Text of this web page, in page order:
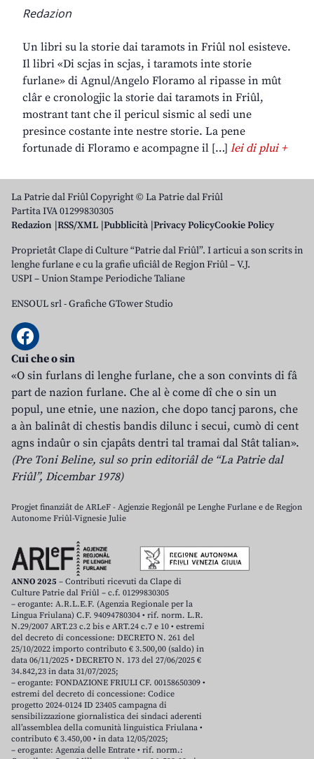
Redazion
Un libri su la storie dai taramots in Friûl nol esisteve.
Il libri «Di scjas in scjas, i taramots inte storie
furlane» di Agnul/Angelo Floramo al ripasse in mût
clâr e cronologjic la storie dai taramots in Friûl,
mostrant tant che il pericul sismic al sedi une
presince costante inte nestre storie. La pene
fortunade di Floramo e acompagne il […] lei di plui +
La Patrie dal Friûl Copyright © La Patrie dal Friûl
Partita IVA 01299830305
Redazion RSS/XML Pubblicità Privacy PolicyCookie Policy
Proprietât Clape di Culture “Patrie dal Friûl”. I articui a son scrits in
lenghe furlane e cu la grafie uficiâl de Regjon Friûl – V.J.
USPI – Union Stampe Periodiche Taliane
ENSOUL srl-Grafiche GTower Studio
Cui che o sin
«O sin furlans di lenghe furlane, che a son convints di fâ
part de nazion furlane. Che al è come dî che o sin un
popul, une etnie, une nazion, che dopo tancj parons, che
a àn balinât di chestis bandis dilunc i secui, cumò di cent
agns indaûr o sin cjapâts dentri tal tramai dal Stât talian».
(Pre Toni Beline, sul so prin editoriâl de “La Patrie dal
Friûl”, Dicembar 1978)
Progjet finanziât de ARLeF - Agjenzie Regjonâl pe Lenghe Furlane e de Regjon
Autonome Friûl-Vignesie Julie
ANNO 2025 – Contributi ricevuti da Clape di
Culture Patrie dal Friûl – c.f. 01299830305
– erogante: A.R.L.E.F. (Agenzia Regionale per la
Lingua Friulana) C.F. 94094780304 • rif. norm. L.R.
N.29/2007 ART.23 c.2 bis e ART.24 c.7 e 10 • estremi
del decreto di concessione: DECRETO N. 261 del
25/10/2022 importo contributo € 3.500,00 (saldo) in
data 06/11/2025 • DECRETO N. 173 del 27/06/2025 €
34.842,23 in data 31/07/2025;
– erogante: FONDAZIONE FRIULI CF. 00158650309 •
estremi del decreto di concessione: Codice
progetto 2024-0124 ID 23405 campagna di
sensibilizzazione giornalistica dei sindaci aderenti
all’assemblea della comunità linguistica Friulana •
contributo € 3.450,00 • in data 12/05/2025;
– erogante: Agenzia delle Entrate • rif. norm.: